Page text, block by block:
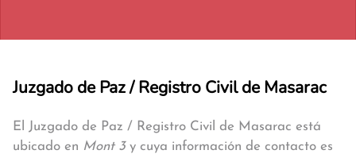
Juzgado de Paz / Registro Civil de Masarac
El Juzgado de Paz / Registro Civil de Masarac está
ubicado en Mont 3y cuya información de contacto es